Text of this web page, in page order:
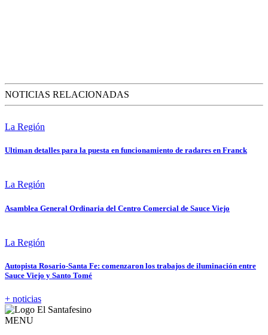
NOTICIAS RELACIONADAS
La Región
Ultiman detalles para la puesta en funcionamiento de radares en Franck
La Región
Asamblea General Ordinaria del Centro Comercial de Sauce Viejo
La Región
Autopista Rosario-Santa Fe: comenzaron los trabajos de iluminación entre
Sauce Viejo y Santo Tomé
+ noticias
MENU